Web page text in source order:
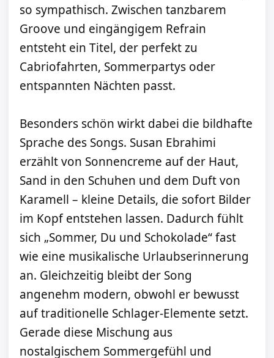
so sympathisch. Zwischen tanzbarem
Groove und eingängigem Refrain
entsteht ein Titel, der perfekt zu
Cabriofahrten, Sommerpartys oder
entspannten Nächten passt.
Besonders schön wirkt dabei die bildhafte
Sprache des Songs. Susan Ebrahimi
erzählt von Sonnencreme auf der Haut,
Sand in den Schuhen und dem Duft von
Karamell – kleine Details, die sofort Bilder
im Kopf entstehen lassen. Dadurch fühlt
sich „Sommer, Du und Schokolade“ fast
wie eine musikalische Urlaubserinnerung
an. Gleichzeitig bleibt der Song
angenehm modern, obwohl er bewusst
auf traditionelle Schlager-Elemente setzt.
Gerade diese Mischung aus
nostalgischem Sommergefühl und